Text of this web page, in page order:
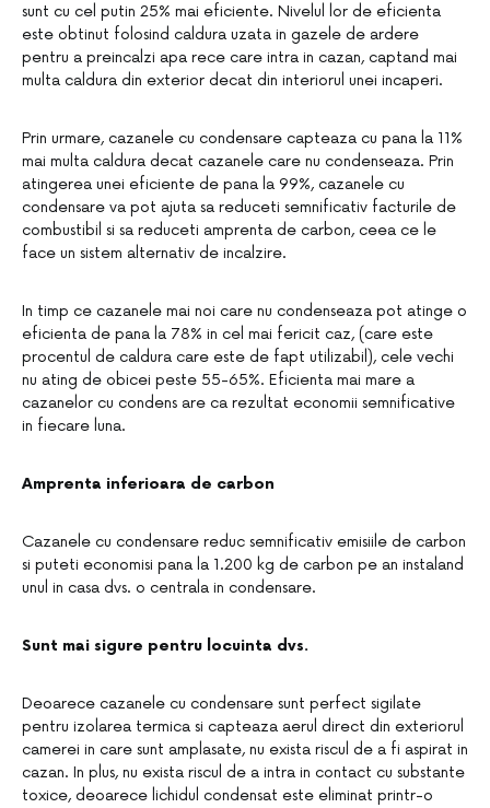
sunt cu cel putin 25% mai eficiente. Nivelul lor de eficienta
este obtinut folosind caldura uzata in gazele de ardere
pentru a preincalzi apa rece care intra in cazan, captand mai
multa caldura din exterior decat din interiorul unei incaperi.
Prin urmare, cazanele cu condensare capteaza cu pana la 11%
mai multa caldura decat cazanele care nu condenseaza. Prin
atingerea unei eficiente de pana la 99%, cazanele cu
condensare va pot ajuta sa reduceti semnificativ facturile de
combustibil si sa reduceti amprenta de carbon, ceea ce le
face un sistem alternativ de incalzire.
In timp ce cazanele mai noi care nu condenseaza pot atinge o
eficienta de pana la 78% in cel mai fericit caz, (care este
procentul de caldura care este de fapt utilizabil), cele vechi
nu ating de obicei peste 55-65%. Eficienta mai mare a
cazanelor cu condens are ca rezultat economii semnificative
in fiecare luna.
Amprenta inferioara de carbon
Cazanele cu condensare reduc semnificativ emisiile de carbon
si puteti economisi pana la 1.200 kg de carbon pe an instaland
unul in casa dvs. o centrala in condensare.
Sunt mai sigure pentru locuinta dvs.
Deoarece cazanele cu condensare sunt perfect sigilate
pentru izolarea termica si capteaza aerul direct din exteriorul
camerei in care sunt amplasate, nu exista riscul de a fi aspirat in
cazan. In plus, nu exista riscul de a intra in contact cu substante
toxice, deoarece lichidul condensat este eliminat printr-o